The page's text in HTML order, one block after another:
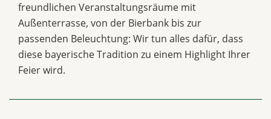
freundlichen Veranstaltungsräume mit
Außenterrasse, von der Bierbank bis zur
passenden Beleuchtung: Wir tun alles dafür, dass
diese bayerische Tradition zu einem Highlight Ihrer
Feier wird.